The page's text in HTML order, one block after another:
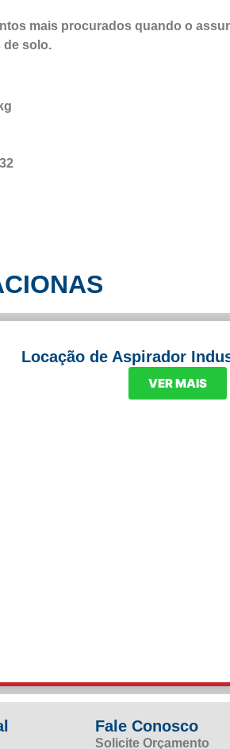
mais procurados quando o
de solo.
Locação de Aspirador
VER MAIS
Fale Conosco
Solicite Orçamento